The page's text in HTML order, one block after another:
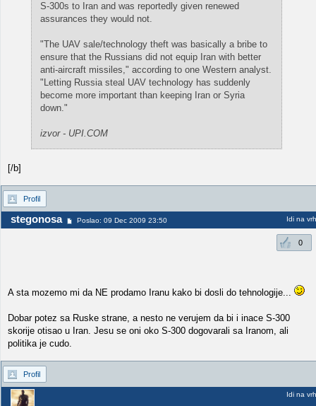
S-300s to Iran and was reportedly given renewed
assurances they would not.
"The UAV sale/technology theft was basically a bribe to
ensure that the Russians did not equip Iran with better
anti-aircraft missiles," according to one Western analyst.
"Letting Russia steal UAV technology has suddenly
become more important than keeping Iran or Syria
down."
izvor - UPI.COM
[/b]
Profil
stegonosa Poslao: 09 Dec 2009 23:50 Idi na vrh
0
A sta mozemo mi da NE prodamo Iranu kako bi dosli do tehnologije...
Dobar potez sa Ruske strane, a nesto ne verujem da bi i inace S-300
skorije otisao u Iran. Jesu se oni oko S-300 dogovarali sa Iranom, ali
politika je cudo.
Profil
Idi na vrh